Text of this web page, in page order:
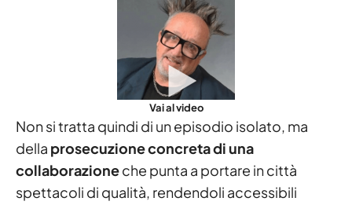
Vai al video
Non si tratta quindi di un episodio isolato, ma
della prosecuzione concreta di una
collaborazioneche punta a portare in città
spettacoli di qualità, rendendoli accessibili